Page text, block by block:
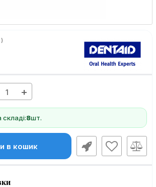
)
+
8шт.
в кошик